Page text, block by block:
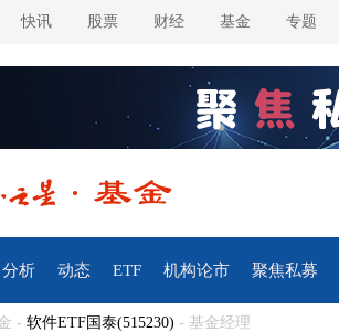
快讯 股票 财经 基金 专题
分析 动态 ETF 机构论市 聚焦私募
- 软件ETF国泰(515230) - 基金经理